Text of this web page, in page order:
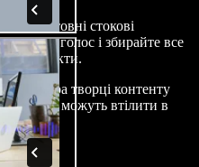
стокові
свій голос і збирайте все
браузера творці контенту
і можуть втілити в